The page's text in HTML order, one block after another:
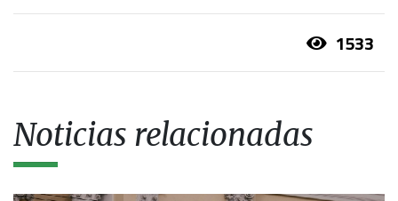
1533
Noticias relacionadas